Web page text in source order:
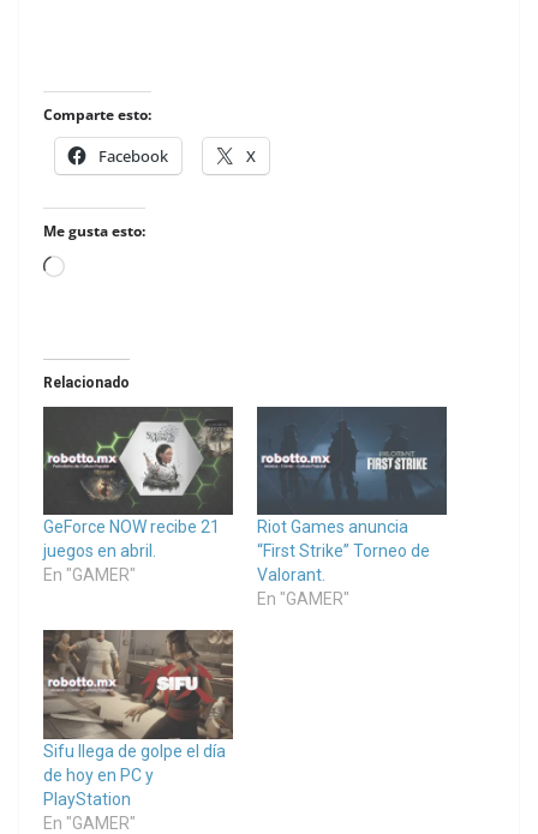
Comparte esto:
Facebook X
Me gusta esto:
Loading…
Relacionado
GeForce NOW recibe 21
juegos en abril.
En "GAMER"
Riot Games anuncia
“First Strike” Torneo de
Valorant.
En "GAMER"
Sifu llega de golpe el día
de hoy en PC y
PlayStation
En "GAMER"